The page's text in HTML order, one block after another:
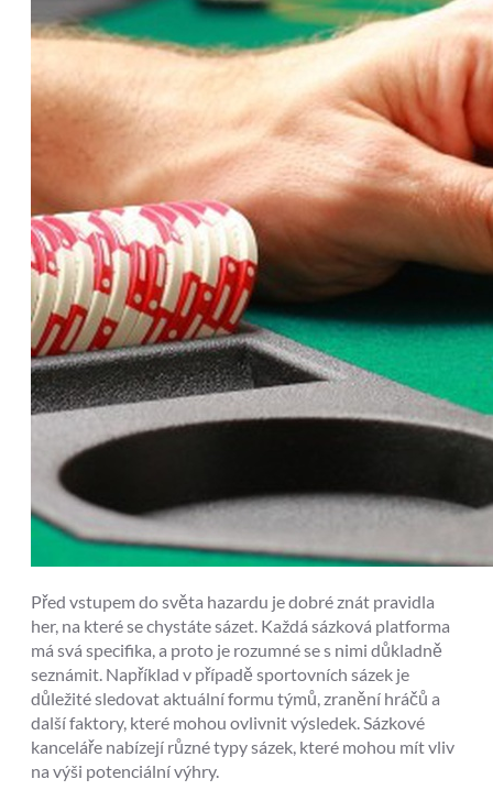
Před vstupem do světa hazardu je dobré znát pravidla
her, na které se chystáte sázet. Každá sázková platforma
má svá specifika, a proto je rozumné se s nimi důkladně
seznámit. Například v případě sportovních sázek je
důležité sledovat aktuální formu týmů, zranění hráčů a
další faktory, které mohou ovlivnit výsledek. Sázkové
kanceláře nabízejí různé typy sázek, které mohou mít vliv
na výši potenciální výhry.